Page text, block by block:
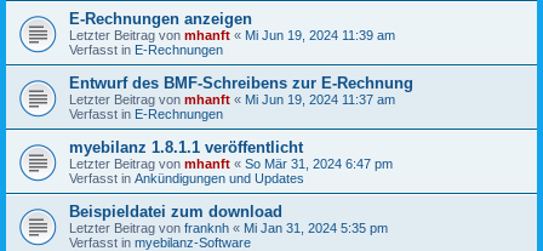
E-Rechnungen anzeigen
Letzter Beitrag von mhanft « Mi Jun 19, 2024 11:39 am
Verfasst in E-Rechnungen
Entwurf des BMF-Schreibens zur E-Rechnung
Letzter Beitrag von mhanft « Mi Jun 19, 2024 11:37 am
Verfasst in E-Rechnungen
myebilanz 1.8.1.1 veröffentlicht
Letzter Beitrag von mhanft « So Mär 31, 2024 6:47 pm
Verfasst in Ankündigungen und Updates
Beispieldatei zum download
Letzter Beitrag von franknh « Mi Jan 31, 2024 5:35 pm
Verfasst in myebilanz-Software